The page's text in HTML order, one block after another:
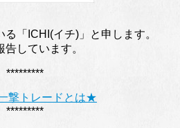
「ICHI(イチ)」と申します。
しています。
*********
撃トレードとは★
*********